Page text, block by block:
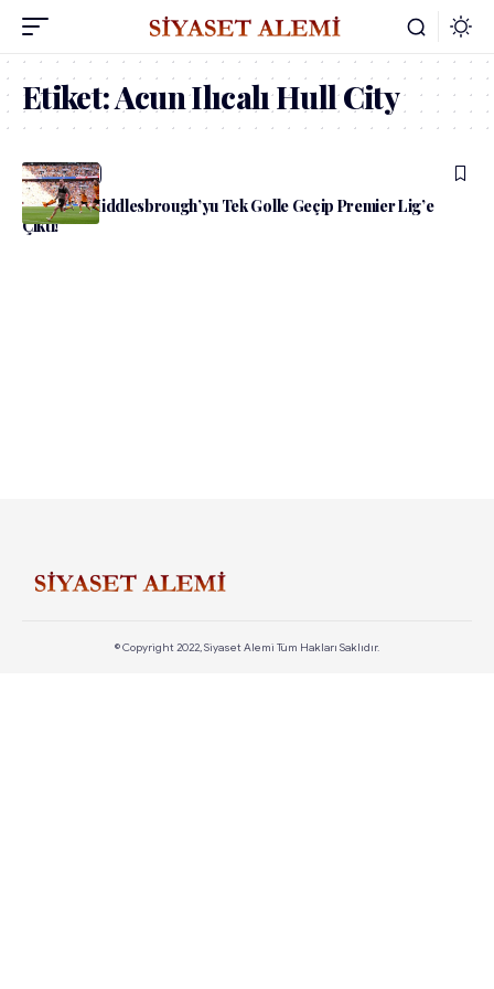
Etiket:Acun Ilıcalı Hull City
admin Spor
Hull City, Middlesbrough’yu Tek Golle Geçip Premier Lig’e
Çıktı!
© Copyright 2022, Siyaset Alemi Tüm Hakları Saklıdır.